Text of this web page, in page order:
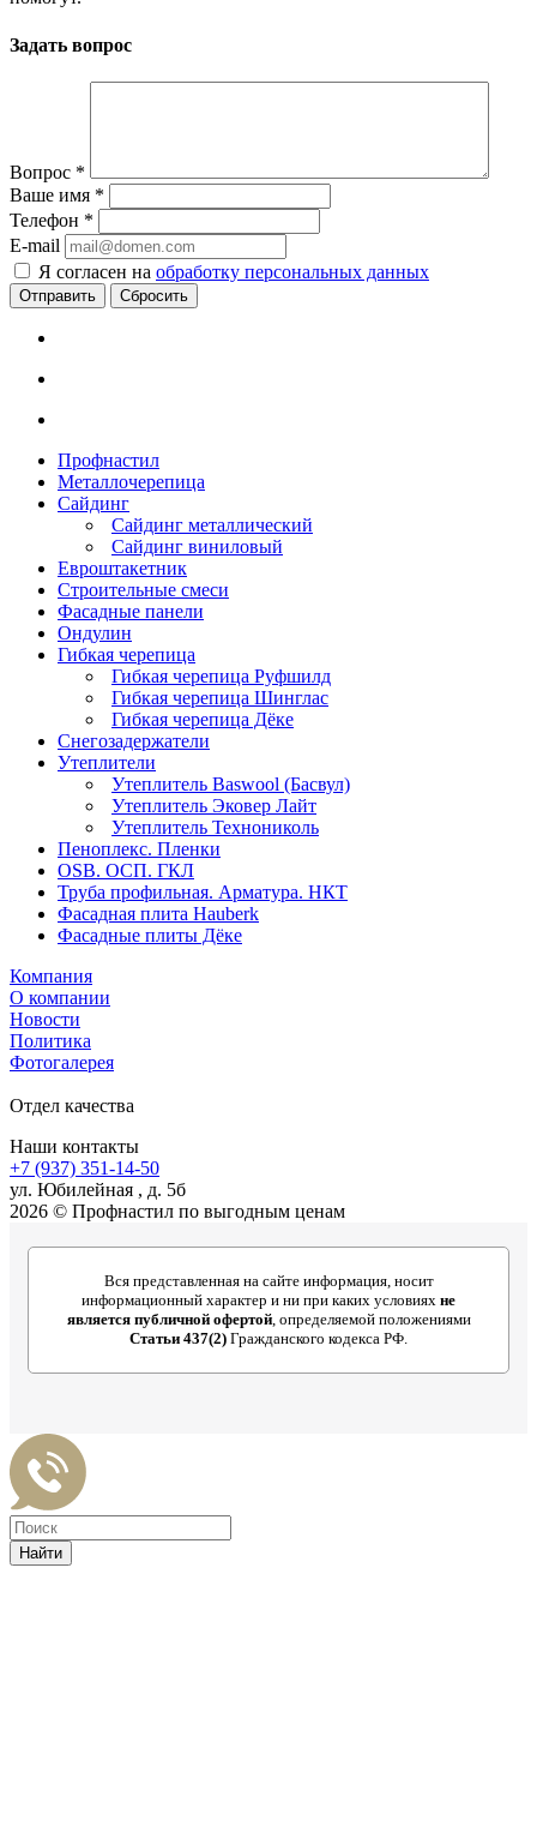
Задать вопрос
Вопрос *
Ваше имя *
Телефон *
E-mail
Я согласен на обработку персональных данных
Сбросить
Профнастил
Металлочерепица
Сайдинг
Сайдинг металлический
Сайдинг виниловый
Евроштакетник
Строительные смеси
Фасадные панели
Ондулин
Гибкая черепица
Гибкая черепица Руфшилд
Гибкая черепица Шинглас
Гибкая черепица Дёке
Снегозадержатели
Утеплители
Утеплитель Baswool (Басвул)
Утеплитель Эковер Лайт
Утеплитель Технониколь
Пеноплекс. Пленки
OSB. ОСП. ГКЛ
Труба профильная. Арматура. НКТ
Фасадная плита Hauberk
Фасадные плиты Дёке
Компания
О компании
Новости
Политика
Фотогалерея
Отдел качества
Наши контакты
+7 (937) 351-14-50
ул. Юбилейная , д. 5б
2026 © Профнастил по выгодным ценам
Вся представленная на сайте информация, носит
информационный характер и ни при каких условиях не
является публичной офертой, определяемой положениями
Статьи 437(2) Гражданского кодекса РФ.
Найти